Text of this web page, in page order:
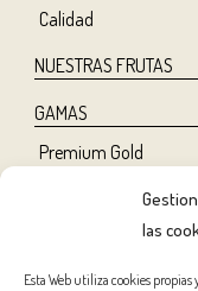
las
Esta Web utiliza cookies
Calidad
NUESTRAS FRUTAS
GAMAS
Premium Gold